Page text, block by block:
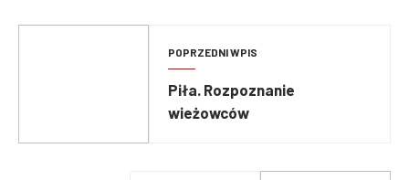
POPRZEDNI WPIS
Piła. Rozpoznanie
wieżowców